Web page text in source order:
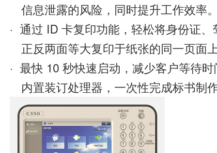
信息泄露的风险，同时提升工作效率
· 通过 ID 卡复印功能，轻松将身份证
正反两面等大复印于纸张的同一页面
· 最快 10 秒快速启动，减少客户等待
内置装订处理器，一次性完成标书制